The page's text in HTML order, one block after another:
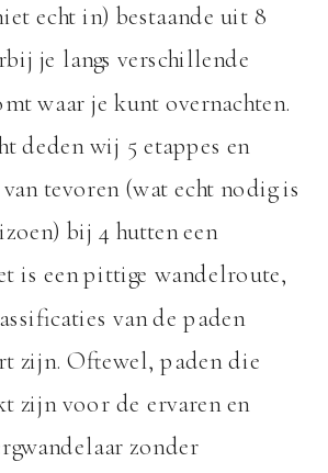
echt in) bestaande uit 8
je langs verschillende
waar je kunt overnachten.
deden wij 5 etappes en
tevoren (wat echt nodig is
bij 4 hutten een
is een pittige wandelroute,
van de paden
zijn. Oftewel, paden die
zijn voor de ervaren en
zonder